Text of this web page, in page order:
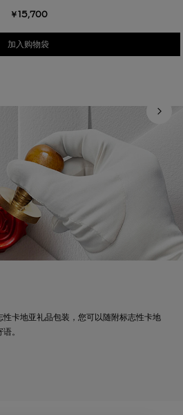
￥15,700
加入购物袋
卡地亚礼品包装，您可以随附标志性卡地
。